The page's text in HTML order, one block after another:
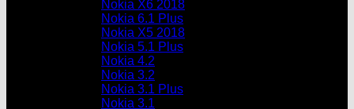
Nokia X6 2018
Nokia 6.1 Plus
Nokia X5 2018
Nokia 5.1 Plus
Nokia 4.2
Nokia 3.2
Nokia 3.1 Plus
Nokia 3.1